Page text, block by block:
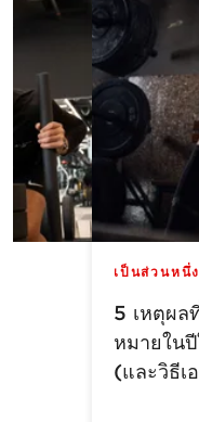
เป็นส่วนหนึ่ง
5 เหตุผล
หมายในปี
(และวิธีเ